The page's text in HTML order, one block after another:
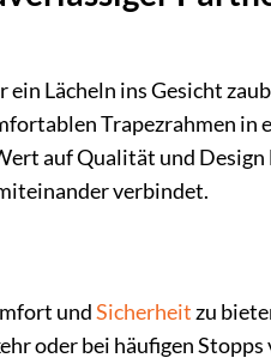
Lächeln ins Gesicht
Trapezrahmen
auf Qualität und Design
verbindet.
undSicherheitzu
oder bei häufigen